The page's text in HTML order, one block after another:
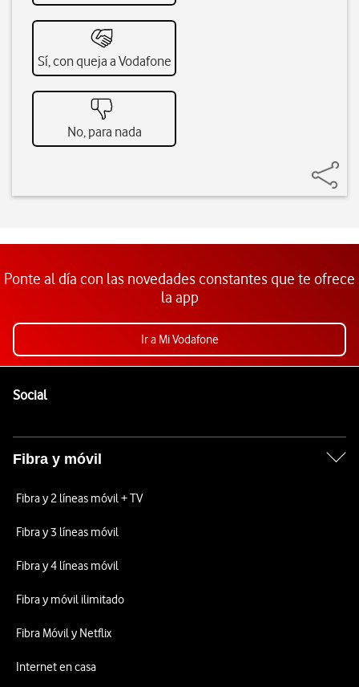
Sí, con queja a Vodafone
No, para nada
Ponte al día con las novedades constantes que te ofrece
la app
Ir a Mi Vodafone
SocialEnlaces a las redes sociales de Vodafone
Fibra y móvil
Fibra y 2 líneas móvil + TV
Fibra y 3 líneas móvil
Fibra y 4 líneas móvil
Fibra y móvil ilimitado
Fibra Móvil y Netflix
Internet en casa